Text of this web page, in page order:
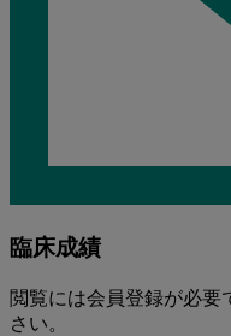
臨床成績
閲覧には会員登録が必要
さい。